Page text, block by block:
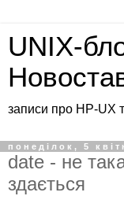
UNIX-
записи про HP-UX
понеділок, 5
date - не
здається